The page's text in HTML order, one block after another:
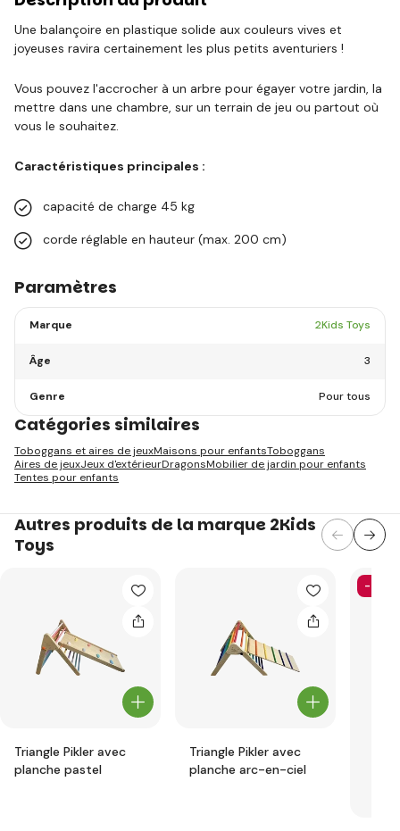
Une balançoire en plastique solide aux couleurs vives et
joyeuses ravira certainement les plus petits aventuriers !
Vous pouvez l'accrocher à un arbre pour égayer votre jardin, la
mettre dans une chambre, sur un terrain de jeu ou partout où
vous le souhaitez.
Caractéristiques principales :
capacité de charge 45 kg
corde réglable en hauteur (max. 200 cm)
Paramètres
Marque 2Kids Toys
Âge 3
Genre Pour tous
Catégories similaires
Toboggans et aires de jeuxMaisons pour enfantsToboggans
Aires de jeuxJeux d'extérieurDragonsMobilier de jardin pour enfants
Tentes pour enfants
Autres produits de la marque 2Kids
Toys
Triangle Pikler avec
planche pastel
Triangle Pikler avec
planche arc-en-ciel
-26%